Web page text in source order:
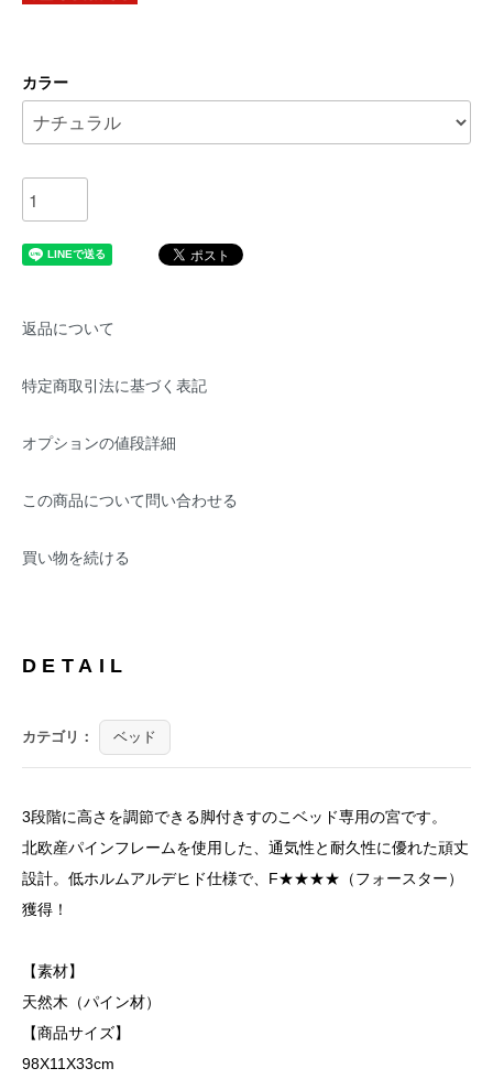
カラー
返品について
特定商取引法に基づく表記
オプションの値段詳細
この商品について問い合わせる
買い物を続ける
DETAIL
カテゴリ： ベッド
3段階に高さを調節できる脚付きすのこベッド専用の宮です。
北欧産パインフレームを使用した、通気性と耐久性に優れた頑丈
設計。低ホルムアルデヒド仕様で、F★★★★（フォースター）
獲得！
【素材】
天然木（パイン材）
【商品サイズ】
98X11X33cm